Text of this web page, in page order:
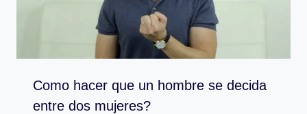
Como hacer que un hombre se decida
entre dos mujeres?